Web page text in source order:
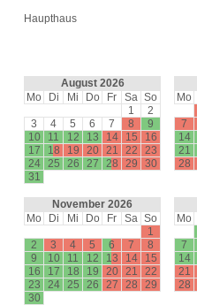
Haupthaus
August 2026
Mo
Di Mi Do Fr Sa So
1
2
3
4 5 6 7 8
9
10
11 12 13 14 15
16
17
18 19 20 21 22
23
24
25 26 27 28 29
30
31
Mo
7
14
21
28
November 2026
Mo
Di Mi Do Fr Sa So
1
2
3 4 5 6 7
8
9
10 11 12 13 14
15
16
17 18 19 20 21
22
23
24 25 26 27 28
29
30
Mo
7
14
21
28